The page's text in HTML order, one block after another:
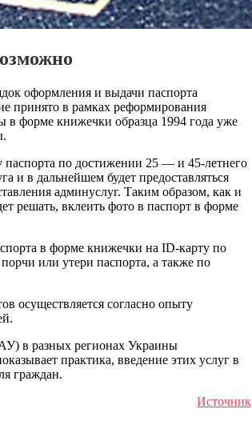
оформления и выдачи паспорта
принято в рамках реформирования
в форме книжечки образца 1994 года уже
паспорта по достижении 25 — и 45-летнего
и в дальнейшем будет предоставляться
админуслуг. Таким образом, как и
решать, вклеить фото в паспорт в форме
в форме книжечки на ID-карту по
или утери паспорта, а также по
осуществляется согласно опыту
в разных регионах Украины
практика, введение этих услуг в
граждан.
Источник